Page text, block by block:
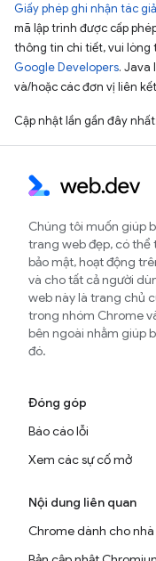
Giấy phép ghi nhận tác
mã lập trình được cấp
thông tin chi tiết, vui lòng
Google Developers. Java
và/hoặc các đơn vị liên
Cập nhật lần gần đây
Chúng tôi muốn giúp
trang web đẹp, có thể
bảo mật, hoạt động
và cho tất cả người
web này là trang chủ
trong nhóm Chrome
bên ngoài nhằm giúp
đó.
Đóng góp
Báo cáo lỗi
Xem các sự cố mở
Nội dung liên quan
Chrome dành cho